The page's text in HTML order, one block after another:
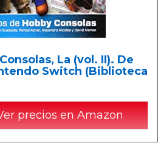
La (vol. II). De
Switch (Biblioteca
precios en Amazon